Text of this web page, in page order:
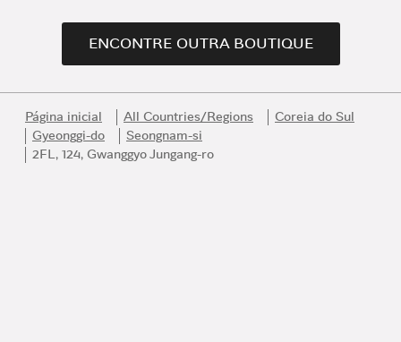
ENCONTRE OUTRA BOUTIQUE
Página inicial All Countries/Regions
Coreia do Sul
Gyeonggi-do
Seongnam-si
2FL, 124, Gwanggyo Jungang-ro